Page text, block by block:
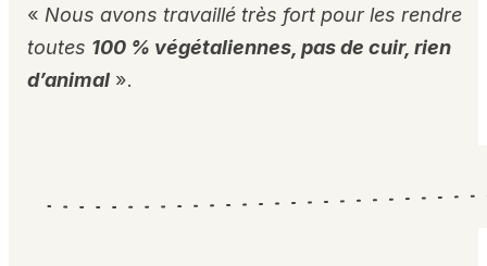
« Nous avons travaillé très fort pour les rendre
toutes 100 % végétaliennes, pas de cuir, rien
d’animal ».